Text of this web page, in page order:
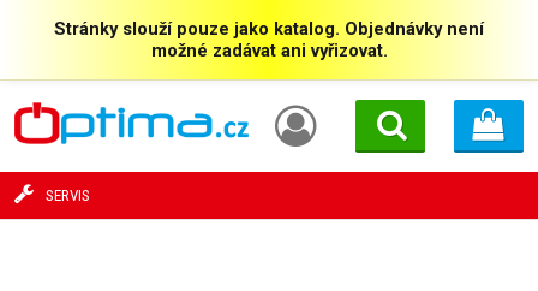
Stránky slouží pouze jako katalog. Objednávky není
možné zadávat ani vyřizovat.
SERVIS